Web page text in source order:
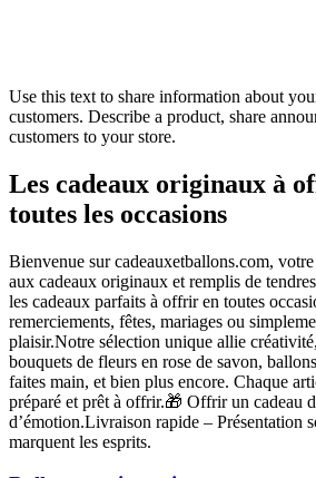
Use this text to share information about
customers. Describe a product, share
customers to your store.
Les cadeaux originaux à
toutes les occasions
Bienvenue sur cadeauxetballons.com,
aux cadeaux originaux et remplis de
les cadeaux parfaits à offrir en toutes
remerciements, fêtes, mariages ou
plaisir.Notre sélection unique allie
bouquets de fleurs en rose de savon,
faites main, et bien plus encore. Chaque
préparé et prêt à offrir.🎁 Offrir un cadeau
d’émotion.Livraison rapide – Présentation
marquent les esprits.